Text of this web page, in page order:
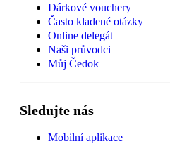
Dárkové vouchery
Často kladené otázky
Online delegát
Naši průvodci
Můj Čedok
Sledujte nás
Mobilní aplikace